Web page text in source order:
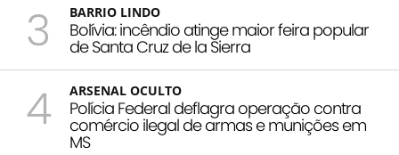
3 BARRIO LINDO
Bolívia: incêndio atinge maior feira popular
de Santa Cruz de la Sierra
4 ARSENAL OCULTO
Polícia Federal deflagra operação contra
comércio ilegal de armas e munições em
MS